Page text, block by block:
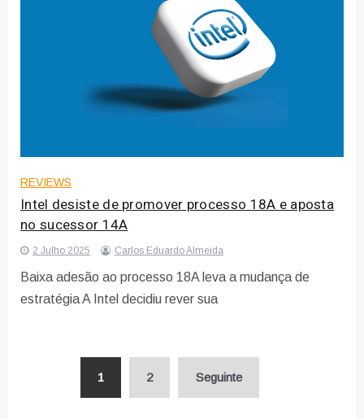
REVIEWS
Intel desiste de promover processo 18A e aposta
no sucessor 14A
2 Julho 2025 Carlos Eduardo Almeida
Baixa adesão ao processo 18A leva a mudança de
estratégia A Intel decidiu rever sua
1 2 Seguinte